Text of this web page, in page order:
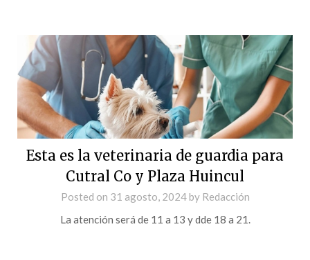
Esta es la veterinaria de guardia para
Cutral Co y Plaza Huincul
Posted on 31 agosto, 2024by Redacción
La atención será de 11 a 13 y dde 18 a 21.